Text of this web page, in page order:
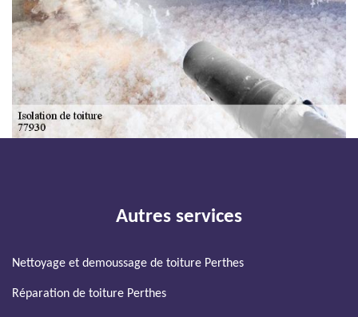
Autres services
Nettoyage et demoussage de toiture Perthes
Réparation de toiture Perthes